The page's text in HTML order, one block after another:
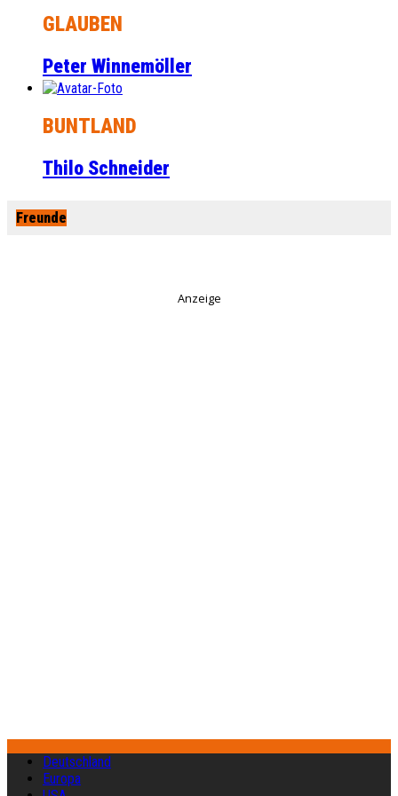
GLAUBEN
Peter Winnemöller
BUNTLAND
Thilo Schneider
Freunde
Anzeige
Deutschland
Europa